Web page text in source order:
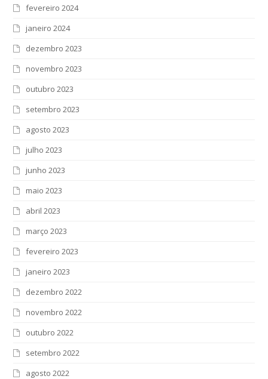
fevereiro 2024
janeiro 2024
dezembro 2023
novembro 2023
outubro 2023
setembro 2023
agosto 2023
julho 2023
junho 2023
maio 2023
abril 2023
março 2023
fevereiro 2023
janeiro 2023
dezembro 2022
novembro 2022
outubro 2022
setembro 2022
agosto 2022